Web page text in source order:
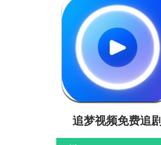
追梦视频免费追剧